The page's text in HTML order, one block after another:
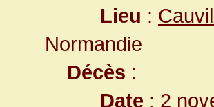
Lieu :
Normandie
Décès :
Date : 2